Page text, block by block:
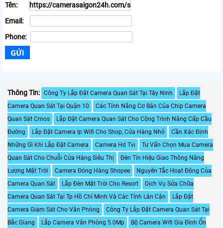
Tên:
Email:
Phone:
Thông Tin: Công Ty Lắp Đặt Camera Quan Sát Tại Tây Ninh
Lắp Đặt
Camera Quan Sát Tại Quận 10
Các Tính Năng Cơ Bản Của Chip Camera
Quan Sát Cmos
Lắp Đặt Camera Quan Sát Cho Công Trình Nâng Cấp Cầu
Đường
Lắp Đặt Camera Ip Wifi Cho Shop, Cửa Hàng Nhỏ
Cần Xác Định
Những Gì Khi Lắp Đặt Camera
Camera Hd Tvi
Tư Vấn Chọn Mua Camera
Quan Sát Cho Chuỗi Cửa Hàng Siêu Thị
Đèn Tín Hiệu Giao Thông Năng
Lượng Mặt Trời
Camera Đóng Hàng Shopee
Nguyên Tắc Hoạt Động Của
Camera Quan Sát
Lắp Đèn Mặt Trời Cho Resort
Dịch Vụ Sửa Chữa
Camera Quan Sát Tại Tp Hồ Chí Minh Và Các Tỉnh Lân Cận
Lắp Đặt
Camera Giám Sát Cho Văn Phòng
Công Ty Lắp Đặt Camera Quan Sát Tại
Bắc Giang
Lắp Camera Văn Phòng 5.0Mp
Bộ Camera Wifi Gia Đình Ổn